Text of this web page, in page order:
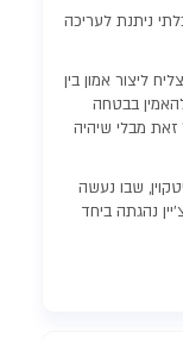
ניתנת לעריכה
ליצור אמון בין
להאמין בבטחה
מבלי שיהיה
שבו נעשה
הבלוקצ'יין נהגתה ביחד